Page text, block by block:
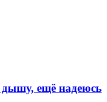
ещё надеюсь